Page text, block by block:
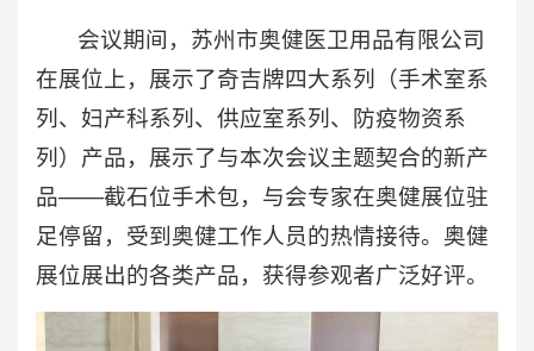
会议期间，苏州市奥健医卫用品有限公司
在展位上，展示了奇吉牌四大系列（手术室系
列、妇产科系列、供应室系列、防疫物资系
列）产品，展示了与本次会议主题契合的新产
品——截石位手术包，与会专家在奥健展位驻
足停留，受到奥健工作人员的热情接待。奥健
展位展出的各类产品，获得参观者广泛好评。